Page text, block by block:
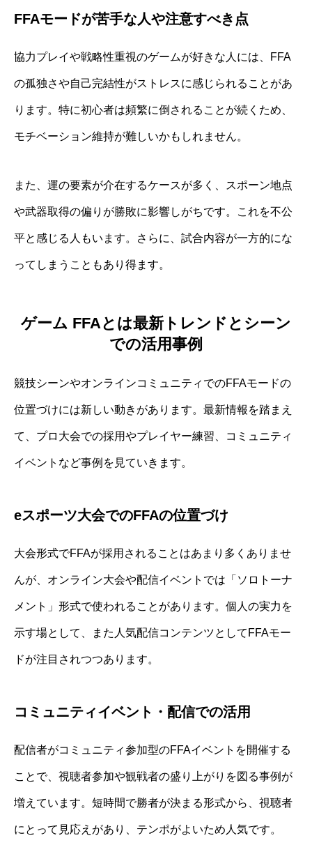
FFAモードが苦手な人や注意すべき点
協力プレイや戦略性重視のゲームが好きな人には、FFA
の孤独さや自己完結性がストレスに感じられることがあ
ります。特に初心者は頻繁に倒されることが続くため、
モチベーション維持が難しいかもしれません。
また、運の要素が介在するケースが多く、スポーン地点
や武器取得の偏りが勝敗に影響しがちです。これを不公
平と感じる人もいます。さらに、試合内容が一方的にな
ってしまうこともあり得ます。
ゲーム FFAとは最新トレンドとシーン
での活用事例
競技シーンやオンラインコミュニティでのFFAモードの
位置づけには新しい動きがあります。最新情報を踏まえ
て、プロ大会での採用やプレイヤー練習、コミュニティ
イベントなど事例を見ていきます。
eスポーツ大会でのFFAの位置づけ
大会形式でFFAが採用されることはあまり多くありませ
んが、オンライン大会や配信イベントでは「ソロトーナ
メント」形式で使われることがあります。個人の実力を
示す場として、また人気配信コンテンツとしてFFAモー
ドが注目されつつあります。
コミュニティイベント・配信での活用
配信者がコミュニティ参加型のFFAイベントを開催する
ことで、視聴者参加や観戦者の盛り上がりを図る事例が
増えています。短時間で勝者が決まる形式から、視聴者
にとって見応えがあり、テンポがよいため人気です。